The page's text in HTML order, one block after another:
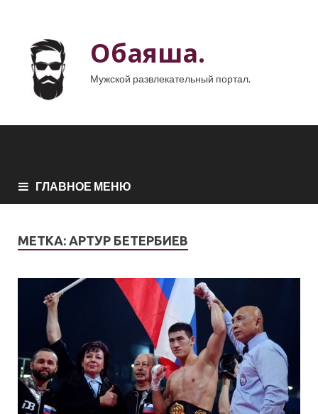
Обаяша.
Мужской развлекательный портал.
ГЛАВНОЕ МЕНЮ
МЕТКА: АРТУР БЕТЕРБИЕВ